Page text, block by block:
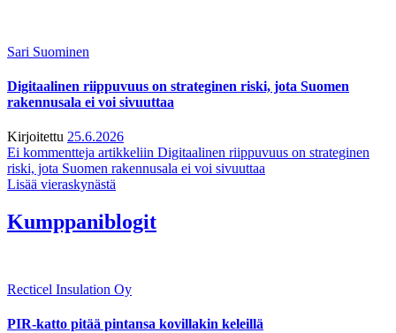
Sari Suominen
Digitaalinen riippuvuus on strateginen riski, jota Suomen
rakennusala ei voi sivuuttaa
Kirjoitettu 25.6.2026
Ei kommentteja artikkeliin Digitaalinen riippuvuus on strateginen
riski, jota Suomen rakennusala ei voi sivuuttaa
Lisää vieraskynästä
Kumppaniblogit
Recticel Insulation Oy
PIR-katto pitää pintansa kovillakin keleillä